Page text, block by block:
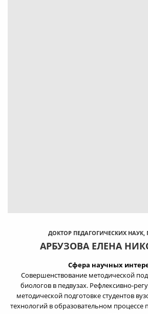
ДОКТОР ПЕДАГОГИЧЕСКИХ НАУК,
АРБУЗОВА ЕЛЕНА
Сфера научных
Совершенствование методической
биологов в педвузах. Рефлексивно-
методической подготовке студентов
технологий в образовательном